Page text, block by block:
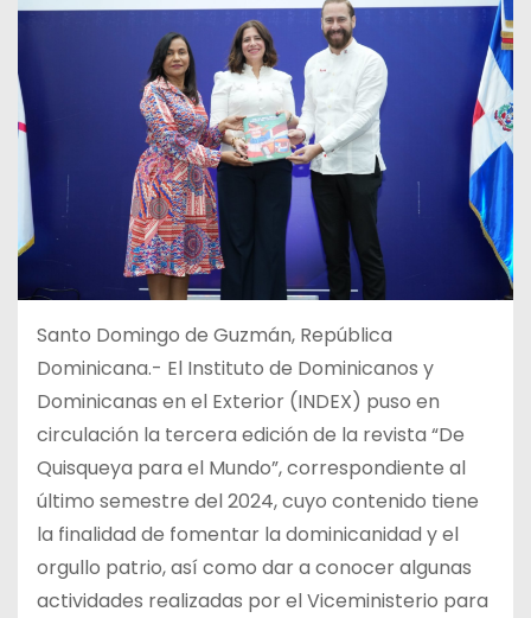
Santo Domingo de Guzmán, República
Dominicana.- El Instituto de Dominicanos y
Dominicanas en el Exterior (INDEX) puso en
circulación la tercera edición de la revista “De
Quisqueya para el Mundo”, correspondiente al
último semestre del 2024, cuyo contenido tiene
la finalidad de fomentar la dominicanidad y el
orgullo patrio, así como dar a conocer algunas
actividades realizadas por el Viceministerio para